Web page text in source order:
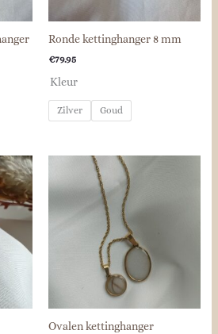
Ronde kettinghanger 8 mm
€79.95
Kleur
Zilver Goud
Ovalen kettinghanger